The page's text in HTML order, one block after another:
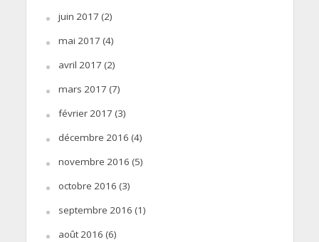
juin 2017 (2)
mai 2017 (4)
avril 2017 (2)
mars 2017 (7)
février 2017 (3)
décembre 2016 (4)
novembre 2016 (5)
octobre 2016 (3)
septembre 2016 (1)
août 2016 (6)